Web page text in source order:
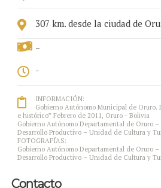
307 km. desde la ciudad de
-
-
INFORMACIÓN:
Gobierno Autónomo Municipal de Oruro.
e histórico” Febrero de 2011, Oruro - Bolivia
Gobierno Autónomo Departamental de Oruro
Desarrollo Productivo – Unidad de Cultura y
FOTOGRAFÍAS:
Gobierno Autónomo Departamental de Oruro
Desarrollo Productivo – Unidad de Cultura y
Contacto